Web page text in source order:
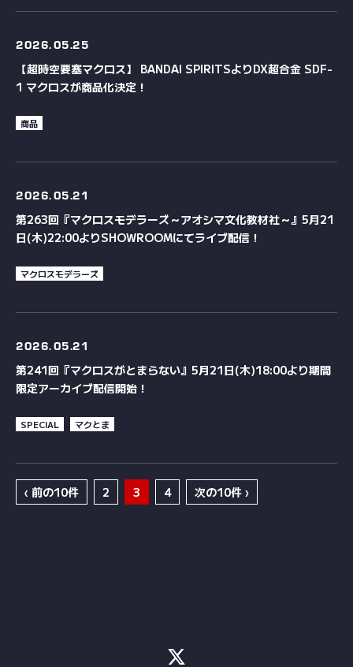
2026.05.25
【超時空要塞マクロス】 BANDAI SPIRITSよりDX超合金 SDF-
1 マクロスが商品化決定！
商品
2026.05.21
第263回『マクロスモデラーズ～アオシマ文化教材社～』5月21
日(木)22:00よりSHOWROOMにてライブ配信！
マクロスモデラーズ
2026.05.21
第241回『マクロスがとまらない』5月21日(木)18:00より期間
限定アーカイブ配信開始！
SPECIAL マクとま
‹ 前の10件 2 3 4 次の10件 ›